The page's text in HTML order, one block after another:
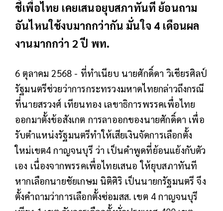
ชี้เพื่อไทย เคยเสนอยุบสภาทันที ย้อนถาม
อันไหนใช้งบมากกว่ากัน มั่นใจ 4 เดือนผล
งานมากกว่า 2 ปี พท.
6 ตุลาคม 2568 - ที่ทำเนียบ นายศักดิ์ดา วิเชียรศิลป์
รัฐมนตรีช่วยว่าการกระทรวงมหาดไทยกล่าวถึงกรณี
ที่นายสรวงศ์ เทียนทอง เลขาธิการพรรคเพื่อไทย
ออกมาตั้งข้อสังเกต การลาออกของนายศักดิ์ดา เพื่อ
รับตำแหน่งรัฐมนตรีทำให้เสียเงินจัดการเลือกตั้ง
ใหม่เขต4 กาญจนบุรี ว่า เป็นคำพูดที่ย้อนแย้งกับตัว
เอง เนื่องจากพรรคเพื่อไทยเสนอ ให้ยุบสภาทันที
หากเลือกนายชัยเกษม นิติศิริ เป็นนายกรัฐมนตรี จึง
ตั้งคำถามว่าการเลือกตั้งซ่อมสส. เขต 4 กาญจนบุรี